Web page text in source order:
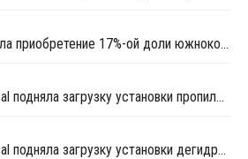
Saudi Aramco завершила приобретение 17%-ой доли южнокорейской Hyundai Oilbank
Advanced Petrochemical подняла загрузку установки пропилена и завода ПП в Джубайле до штатного уровня
Advanced Petrochemical подняла загрузку установки дегидрирования пропана и завода ПП в Джубайле на 20%